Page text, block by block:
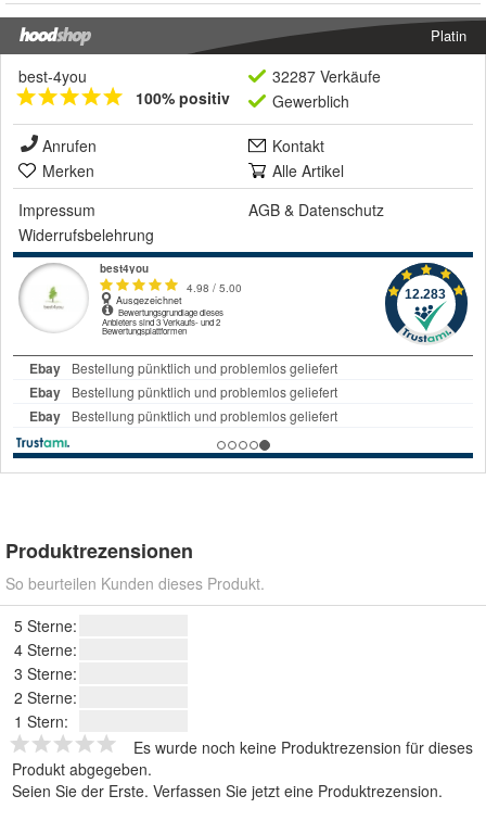
Platin
best-4you
100% positiv
32287 Verkäufe
Gewerblich
Anrufen
Kontakt
Merken
Alle Artikel
Impressum
AGB & Datenschutz
Widerrufsbelehrung
Produktrezensionen
So beurteilen Kunden dieses Produkt.
5 Sterne:
4 Sterne:
3 Sterne:
2 Sterne:
1 Stern:
Es wurde noch keine Produktrezension für dieses
Produkt abgegeben.
Seien Sie der Erste. Verfassen Sie jetzt eine Produktrezension.